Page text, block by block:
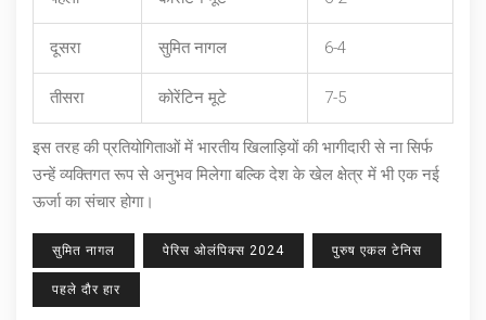
दूसरा सुमित नागल 6-4
तीसरा कोरेंटिन मूटे 7-5
इस तरह की प्रतियोगिताओं में भारतीय खिलाड़ियों की भागीदारी से ना सिर्फ
उन्हें व्यक्तिगत रूप से अनुभव मिलेगा बल्कि देश के खेल क्षेत्र में भी एक नई
ऊर्जा का संचार होगा।
सुमित नागल पेरिस ओलंपिक्स 2024 पुरुष एकल टेनिस
पहले दौर हार